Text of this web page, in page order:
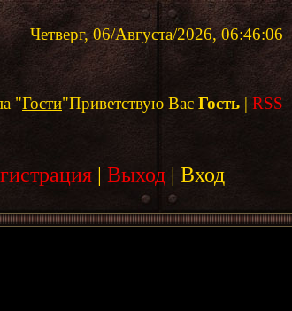
Четверг, 06/Августа/2026, 06:46:06
"Гости"Приветствую Вас Гость | RSS
| Выход | Вход